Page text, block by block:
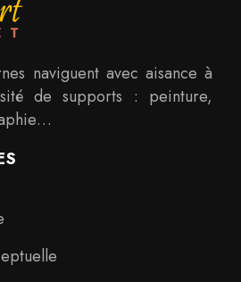
naviguent avec aisance à
de supports : peinture,